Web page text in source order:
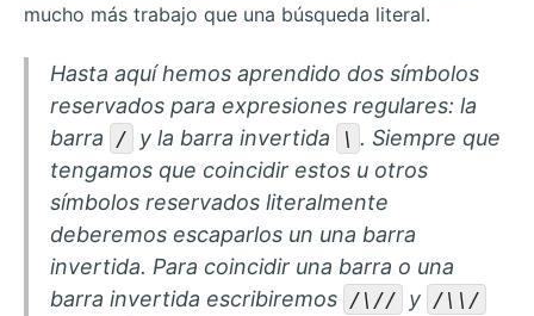
mucho más trabajo que una búsqueda literal.
Hasta aquí hemos aprendido dos símbolos
reservados para expresiones regulares: la
barra / y la barra invertida \ . Siempre que
tengamos que coincidir estos u otros
símbolos reservados literalmente
deberemos escaparlosun una barra
invertida. Para coincidir una barra o una
barra invertida escribiremos /\// y /\\/